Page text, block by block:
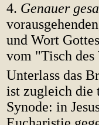
4. Genauer
und Wort
vom "Tisch des
Unterlass das
ist zugleich die
Synode: in